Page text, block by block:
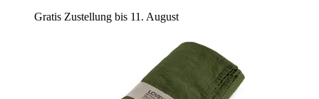
Gratis Zustellung bis 11. August